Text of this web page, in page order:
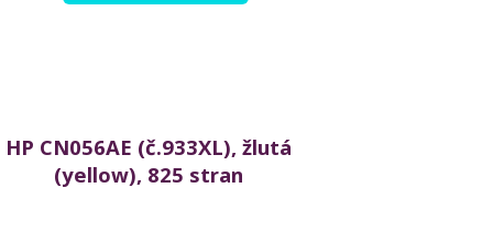
HP CN056AE (č.933XL), žlutá
(yellow), 825 stran